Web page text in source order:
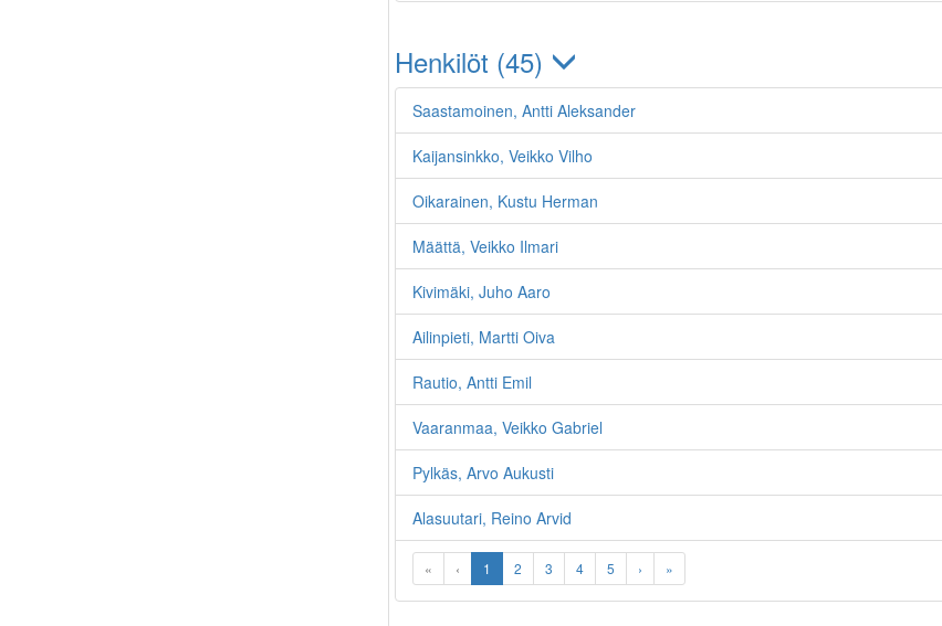
Henkilöt (45)
Saastamoinen, Antti Aleksander
Kaijansinkko, Veikko Vilho
Oikarainen, Kustu Herman
Määttä, Veikko Ilmari
Kivimäki, Juho Aaro
Ailinpieti, Martti Oiva
Rautio, Antti Emil
Vaaranmaa, Veikko Gabriel
Pylkäs, Arvo Aukusti
Alasuutari, Reino Arvid
« ‹ 1 2 3 4 5 › »